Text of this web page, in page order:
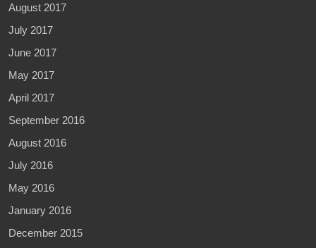
August 2017
July 2017
June 2017
May 2017
April 2017
September 2016
August 2016
July 2016
May 2016
January 2016
December 2015